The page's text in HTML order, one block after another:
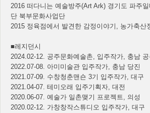
2016 떠다니는 예술방주(Art Ark) 경기도 파주
단 북부문화사업단
2015 정육점에서 발견한 감정이야기, 농가축산
■레지던시
2024.02-12. 공주문화예술촌, 입주작가, 충남 공
2022.07-08. 아미미술관 입주작가, 충남 당진
2021.07-09. 수창청춘맨숀 3기 입주작가, 대구
2021.04-07. 테미오래 입주기획자, 대전
2020.06-07. 예술가 일촌맺기 프로젝트, 의성
2020.02-12. 가창창작스튜디오 입주작가, 대구